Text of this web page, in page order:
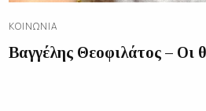
ΚΟΙΝΩΝΊΑ
Βαγγέλης Θεοφιλάτος – Οι